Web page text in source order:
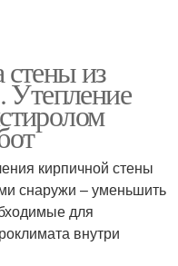
стены из
Утепление
кирпичной стены
снаружи – уменьшить
для
внутри